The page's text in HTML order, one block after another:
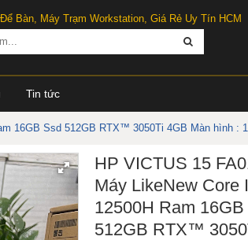
Bàn, Máy Trạm Workstation, Giá Rẻ Uy Tín HCM
Tin tức
16GB Ssd 512GB RTX™ 3050Ti 4GB Màn hình :
HP VICTUS 15
Máy LikeNew Core
12500H Ram 16GB
512GB RTX™